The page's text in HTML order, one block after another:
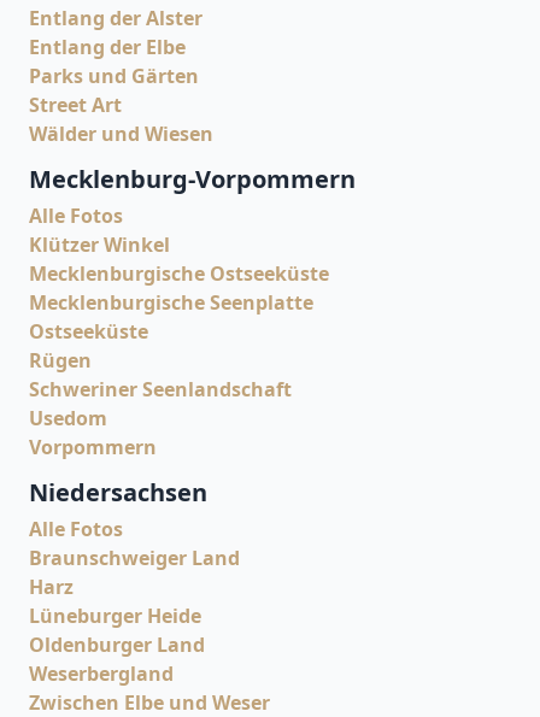
Entlang der Alster
Entlang der Elbe
Parks und Gärten
Street Art
Wälder und Wiesen
Mecklenburg-Vorpommern
Alle Fotos
Klützer Winkel
Mecklenburgische Ostseeküste
Mecklenburgische Seenplatte
Ostseeküste
Rügen
Schweriner Seenlandschaft
Usedom
Vorpommern
Niedersachsen
Alle Fotos
Braunschweiger Land
Harz
Lüneburger Heide
Oldenburger Land
Weserbergland
Zwischen Elbe und Weser